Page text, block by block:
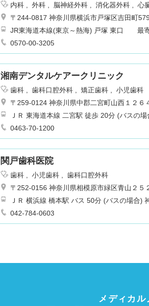
内科 外科 脳神経外科 消化器外科
心
皮膚科
泌尿器科 耳鼻咽喉科
リハビ
麻酔科
乳腺外科 循環器内科
〒244-0817 神奈川県横浜市戸塚区吉田町
JR東海道本線(東京～熱海) 戸塚 東口 最
送迎バスも運行あり 徒歩7分
0570-00-3205
湘南デンタルケアークリニック
歯科 歯科口腔外科 矯正歯科
小児歯科
〒259-0124 神奈川県中郡二宮町山西１２６
ＪＲ 東海道本線 二宮駅 徒歩 20分 (バスの
0463-70-1200
関戸歯科医院
歯科 小児歯科
歯科口腔外科
〒252-0156 神奈川県相模原市緑区青山２５
ＪＲ 横浜線 橋本駅 バス 50分 (バスの場合)
042-784-0603
メディカ